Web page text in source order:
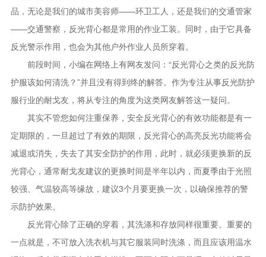
品，无论是我们的城市美容师——环卫工人，还是我们的交通管家
——交通警察，反光背心都是常用的作业工装。同时，由于它具备
反光警示作用，也会为其他户外作业人员所穿着。
前段时间，小编在网络上有网友发问：“反光背心之类的反光防
护服该如何清洗？”并且没有得到终的解答。作为专注从事反光防护
服行业的耐戈友，将从专注的角度为这类网友解答这一疑问。
其实不管您如何注重保养，安全反光背心的有效功能都是有一
定期限的，一旦超过了有效的期限，反光背心的高亮反光功能将会
减退或消失，失去了其安全防护的作用，此时，就必须更换新的反
光背心，通常耐戈友建议的更换时间是半年以内，而夏季由于光照
较强、气温较高等缘故，建议3个月要更换一次，以确保推荐的警
示防护效果。
反光背心除了正确的穿着，其洗涤和存放同样很重要。重要的
一点就是，不可放入洗衣机与其它服装同时洗涤，而且应该用温水